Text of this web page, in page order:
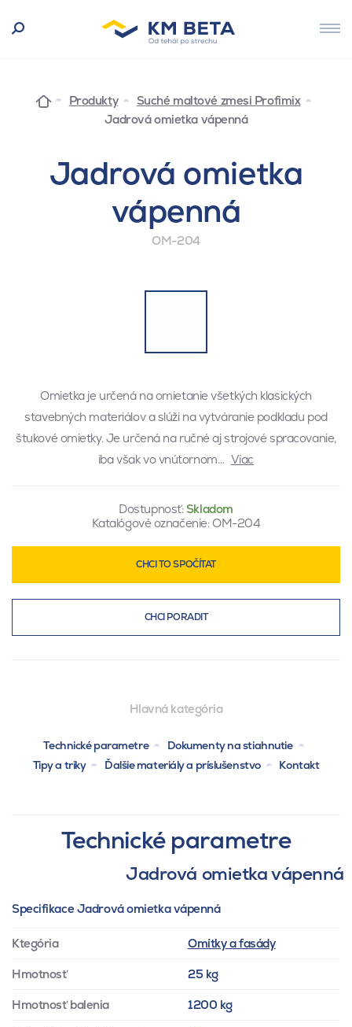
Produkty
Suché maltové zmesi Profimix
Jadrová omietka vápenná
Jadrová omietka
vápenná
OM-204
Omietka je určená na omietanie všetkých klasických
stavebných materiálov a slúži na vytváranie podkladu pod
štukové omietky. Je určená na ručné aj strojové spracovanie,
iba však vo vnútornom… Viac
Dostupnosť:Skladom
Katalógové označenie:OM-204
CHCI TO SPOČÍTAT
CHCI PORADIT
Hlavná kategória
Technické parametre
Dokumenty na stiahnutie
Tipy a triky
Ďalšie materiály a príslušenstvo Kontakt
Technické parametre
Jadrová omietka vápenná
Specifikace Jadrová omietka vápenná
Ktegória Omítky a fasády
Hmotnosť 25 kg
Hmotnosť balenia 1200 kg